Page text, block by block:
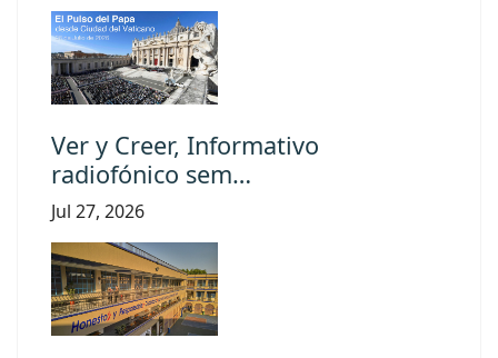
Ver y Creer, Informativo
radiofónico sem…
Jul 27, 2026